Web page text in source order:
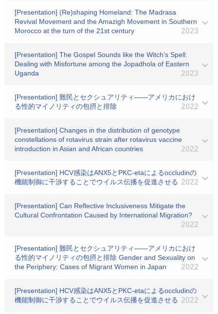
[Presentation] (Re)shaping Homeland: The Madrasa
Revival Movement and the Amazigh Movement in Southern
Morocco at the turn of the 21st century
2023
[Presentation] The Gospel Sounds like the Witch’s Spell:
Dealing with Misfortune among the Jopadhola of Eastern
Uganda
2023
[Presentation] 難民とセクシュアリティ――アメリカにおけ
る性的マイノリティの包摂と排除
2022
[Presentation] Changes in the distribution of genotype
constellations of rotavirus strain after rotavirus vaccine
introduction in Asian and African countries
2022
[Presentation] HCV感染はANX5とPKC-etaによるoccludinの
機能制御に干渉することでウイルス伝播を促進させる 2022
[Presentation] Can Reflective Inclusiveness Mitigate the
Cultural Confrontation Caused by International Migration?
2022
[Presentation] 難民とセクシュアリティ――アメリカにおけ
る性的マイノリティの包摂と排除 Gender and Sexuality on
the Periphery: Cases of Migrant Women in Japan
2022
[Presentation] HCV感染はANX5とPKC-etaによるoccludinの
機能制御に干渉することでウイルス伝播を促進させる 2022